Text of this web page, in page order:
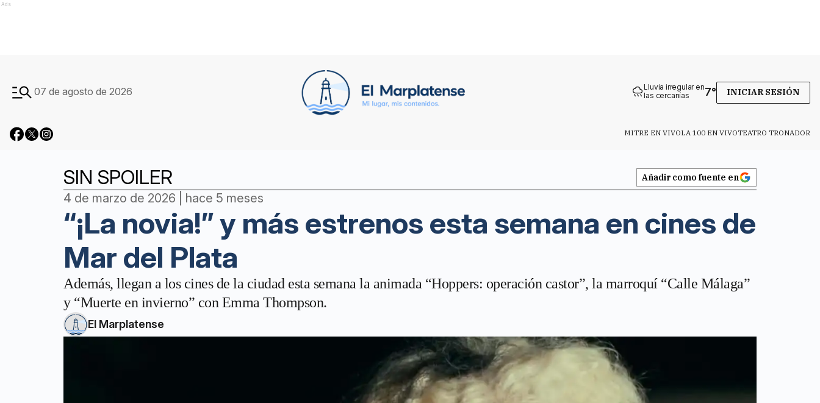
Ads
07 de agosto de 2026
Lluvia irregular en
las cercanías
7° INICIAR SESIÓN
MITRE EN VIVOLA 100 EN VIVOTEATRO TRONADOR
SIN SPOILER Añadir como fuente en
4 de marzo de 2026 | hace 5 meses
“¡La novia!” y más estrenos esta semana en cines de
Mar del Plata
Además, llegan a los cines de la ciudad esta semana la animada “Hoppers: operación castor”, la marroquí “Calle Málaga”
y “Muerte en invierno” con Emma Thompson.
El Marplatense